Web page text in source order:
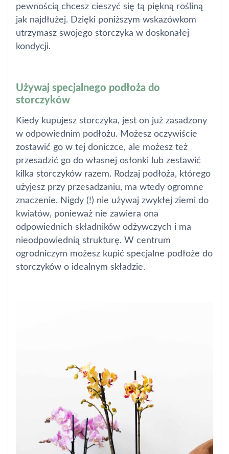
pewnością chcesz cieszyć się tą piękną rośliną
jak najdłużej. Dzięki poniższym wskazówkom
utrzymasz swojego storczyka w doskonałej
kondycji.
Używaj specjalnego podłoża do
storczyków
Kiedy kupujesz storczyka, jest on już zasadzony
w odpowiednim podłożu. Możesz oczywiście
zostawić go w tej doniczce, ale możesz też
przesadzić go do własnej osłonki lub zestawić
kilka storczyków razem. Rodzaj podłoża, którego
użyjesz przy przesadzaniu, ma wtedy ogromne
znaczenie. Nigdy (!) nie używaj zwykłej ziemi do
kwiatów, ponieważ nie zawiera ona
odpowiednich składników odżywczych i ma
nieodpowiednią strukturę. W centrum
ogrodniczym możesz kupić specjalne podłoże do
storczyków o idealnym składzie.